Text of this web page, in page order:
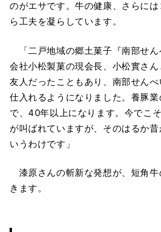
のがエサです。牛の健康、さらに
ら工夫を凝らしています。
「二戸地域の郷土菓子『南部せ
会社小松製菓の現会長、小松實さ
友人だったこともあり、南部せん
仕入れるようになりました。養豚
で、40年以上になります。今でこ
が叫ばれていますが、そのはるか
いうわけです」
漆原さんの斬新な発想が、短角牛
きます。